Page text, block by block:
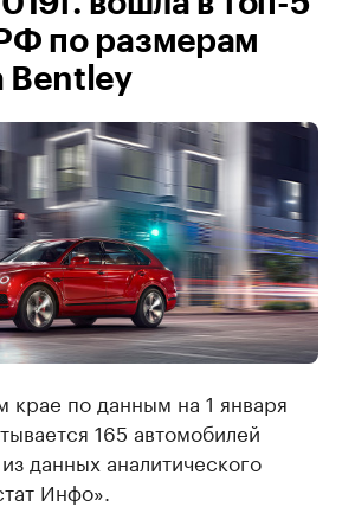
по размерам
Bentley
крае по данным на 1 января
165 автомобилей
данных аналитического
Инфо».